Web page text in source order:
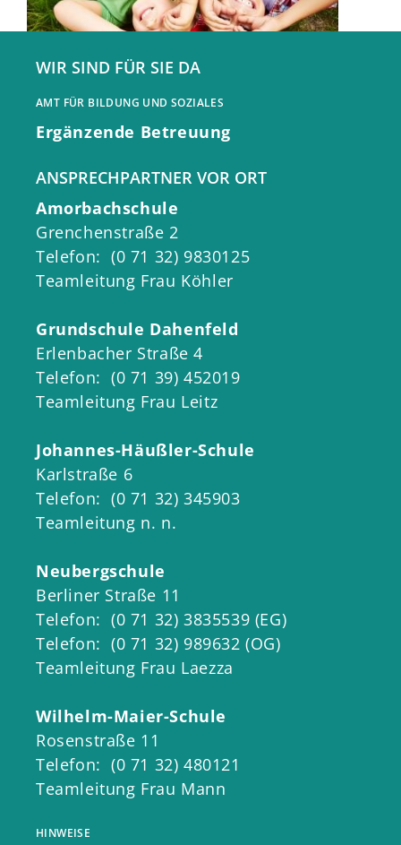
Schulkindbegleitung in Neckarsulm
-vom Kindergarten nahtlos in die
Grundschule
In Neckarsulm ist die Betreuung für
Kinder durchgängig organisiert - vom
Kindergarten bis in die Grundschule.
Schulzeit rundum aufgehoben.
Unsere Schulkindbegleitung - gibt es
an allen Grundschulen und sorgt
dafür, dass Ihr Kind
Ferienverlässlich betreut wird.
Es heißtSchulkindbegleitung, weil
hier mehr geboten wird als reine
Betreuung: Die pädagogischen
Grundschulalter aktiv in ihrer
Entwicklung und Bildung – und
erfüllen gleichzeitig ihren
Betreuungsauftrag.
An Tagen ohne Ganztagsunterricht
WIR SIND FÜR SIE DA
AMT FÜR BILDUNG UND SOZIALES
Ergänzende Betreuung
ANSPRECHPARTNER VOR ORT
Amorbachschule
Grenchenstraße 2
Telefon: (0 71 32) 9830125
Teamleitung Frau Köhler
Grundschule Dahenfeld
Erlenbacher Straße 4
Telefon: (0 71 39) 452019
Teamleitung Frau Leitz
Johannes-Häußler-Schule
Karlstraße 6
Telefon: (0 71 32) 345903
Teamleitung n. n.
Neubergschule
Berliner Straße 11
Telefon: (0 71 32) 3835539 (EG)
Telefon: (0 71 32) 989632 (OG)
Teamleitung Frau Laezza
Wilhelm-Maier-Schule
Rosenstraße 11
Telefon: (0 71 32) 480121
Teamleitung Frau Mann
HINWEISE